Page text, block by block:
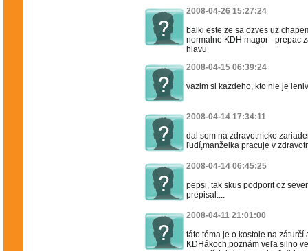
2008-04-26 15:27:24
balki este ze sa ozves uz
normalne KDH magor - prepac
hlavu
2008-04-15 06:39:24
vazim si kazdeho, kto nie je
2008-04-14 17:34:11
dal som na zdravotnícke
ľudí,manželka pracuje v
2008-04-14 06:45:25
pepsi, tak skus podporit oz
prepisal....
2008-04-11 21:01:00
táto téma je o kostole na
KDHákoch,poznám veľa silno